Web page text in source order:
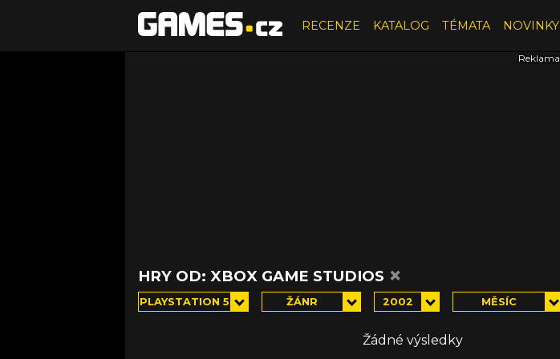
RECENZE KATALOG TÉMATA NOVINKY
HRY OD: XBOX GAME STUDIOS ×
PLAYSTATION 5 ŽÁNR 2002 MĚSÍC
Žádné výsledky